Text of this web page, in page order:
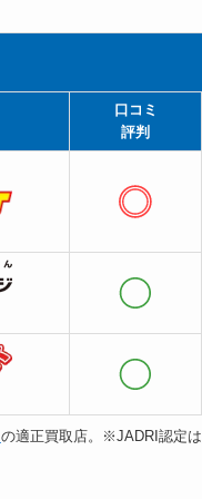
口コミ
評判
の適正買取店。※JADRI認定は